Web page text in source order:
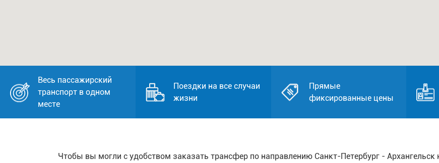
Весь пассажирский
транспорт в одном
месте
Поездки на все случаи
жизни
Прямые
фиксированные цены
Чтобы вы могли с удобством заказать трансфер по направлению Санкт-Петербург -